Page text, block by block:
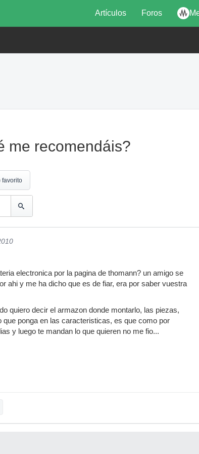
Artículos Foros
me recomendáis?
favorito
electronica por la pagina de thomann? un amigo se
ahi y me ha dicho que es de fiar, era por saber vuestra
quiero decir el armazon donde montarlo, las piezas,
que ponga en las caracteristicas, es que como por
y luego te mandan lo que quieren no me fio...